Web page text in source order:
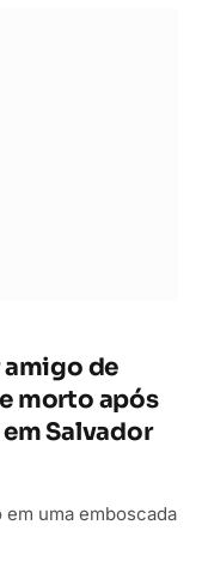
de
morto após
Salvador
uma emboscada